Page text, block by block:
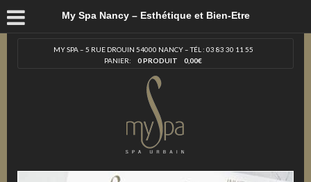
My Spa Nancy – Esthétique et Bien-Etre
MY SPA – 5 RUE DROUIN 54000 NANCY – TÉL : 03 83 30 11 55
PANIER:
0 PRODUIT 0,00€